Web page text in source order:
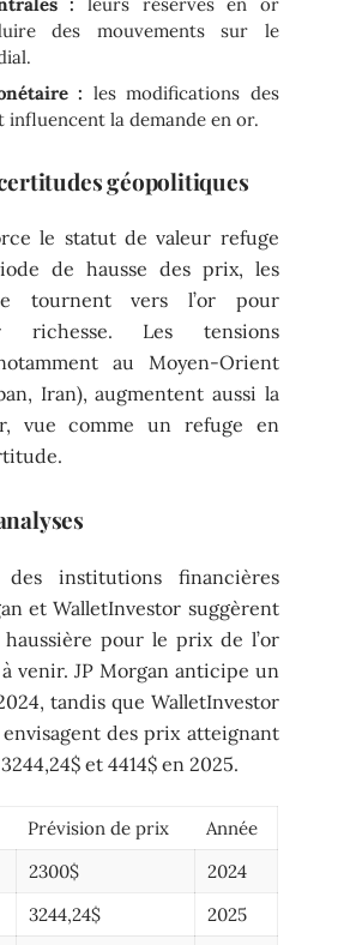
des mouvements sur le
: les modifications des
influencent la demande en or.
géopolitiques
le statut de valeur refuge
de hausse des prix, les
tournent vers l’or pour
richesse. Les tensions
au Moyen-Orient
Iran), augmentent aussi la
vue comme un refuge en
des institutions financières
et WalletInvestor suggèrent
pour le prix de l’or
venir. JP Morgan anticipe un
tandis que WalletInvestor
des prix atteignant
et 4414$ en 2025.
Prévision de prix
Année
2300$
2024
3244,24$
2025